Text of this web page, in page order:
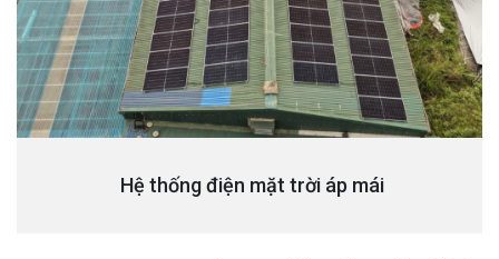
Hệ thống điện mặt trời áp mái